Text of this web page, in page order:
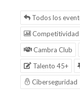
Todos los
Competitividad
Cambra Club
Talento 45+
Ciberseguridad